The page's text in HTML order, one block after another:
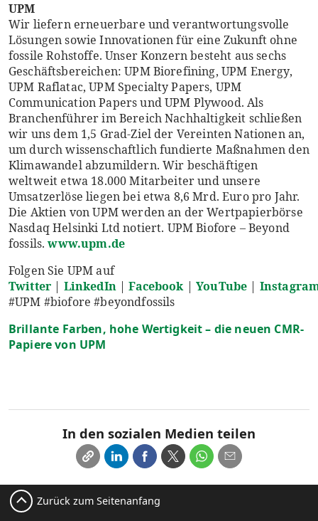
UPM
Wir liefern erneuerbare und verantwortungsvolle
Lösungen sowie Innovationen für eine Zukunft ohne
fossile Rohstoffe. Unser Konzern besteht aus sechs
Geschäftsbereichen: UPM Biorefining, UPM Energy,
UPM Raflatac, UPM Specialty Papers, UPM
Communication Papers und UPM Plywood. Als
Branchenführer im Bereich Nachhaltigkeit schließen
wir uns dem 1,5 Grad-Ziel der Vereinten Nationen an,
um durch wissenschaftlich fundierte Maßnahmen den
Klimawandel abzumildern. Wir beschäftigen
weltweit etwa 18.000 Mitarbeiter und unsere
Umsatzerlöse liegen bei etwa 8,6 Mrd. Euro pro Jahr.
Die Aktien von UPM werden an der Wertpapierbörse
Nasdaq Helsinki Ltd notiert. UPM Biofore – Beyond
fossils.www.upm.de
Folgen Sie UPM auf
Twitter | LinkedIn|Facebook|YouTube |
#UPM #biofore #beyondfossils
Brillante Farben, hohe Wertigkeit – die neuen CMR-
Papiere von UPM
In den sozialen Medien teilen
Zurück zum Seitenanfang